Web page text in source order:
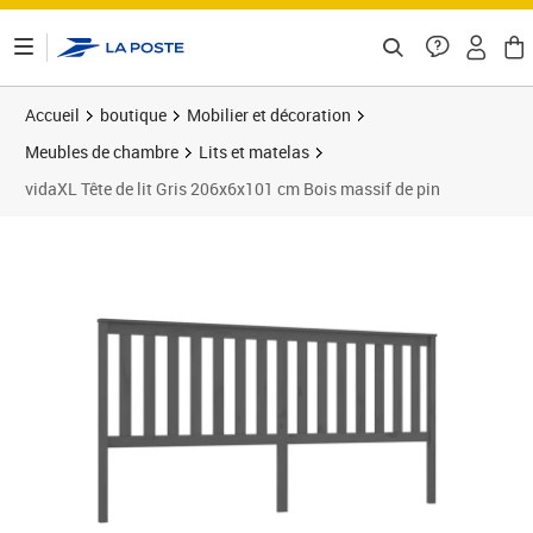
Accueil boutique
Mobilier et décoration
Meubles de chambre
Lits et matelas
vidaXL Tête de lit Gris 206x6x101 cm Bois massif de pin